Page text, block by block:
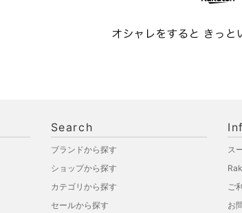
Search
ブランドから探す
ショップから探す
カテゴリから探す
セールから探す
ス
ご
お